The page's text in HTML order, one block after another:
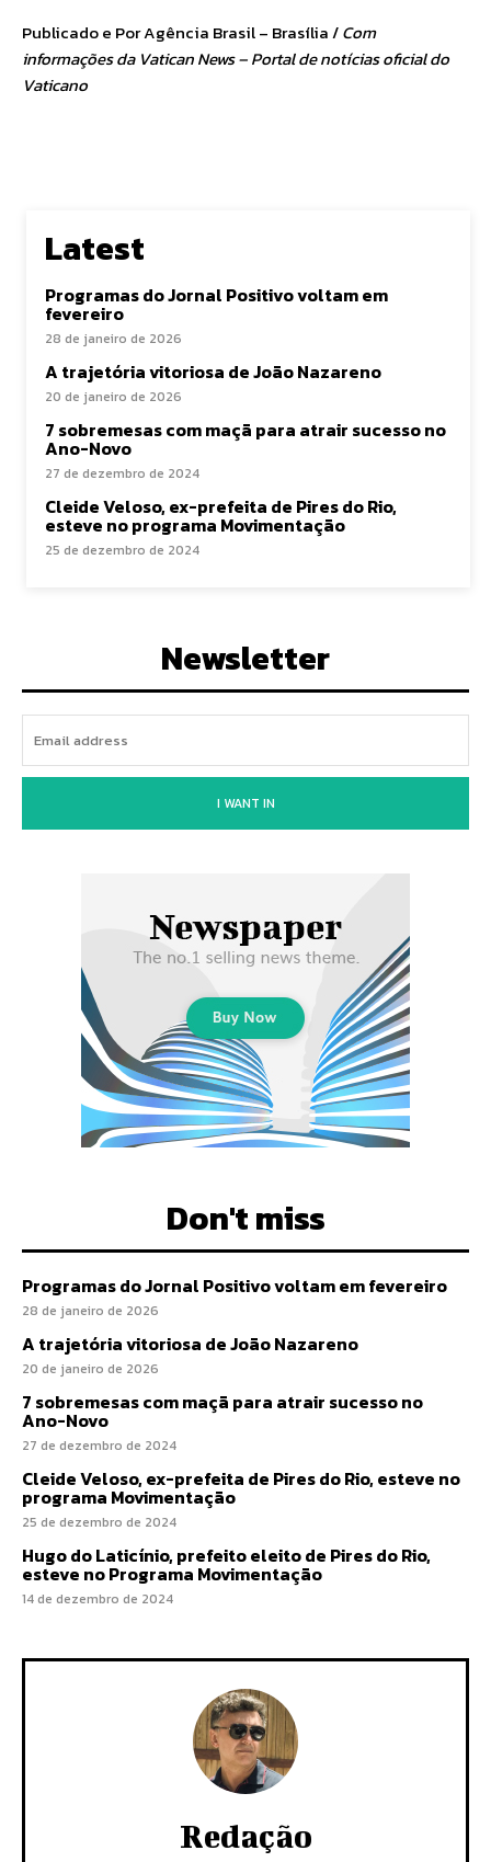
Publicado e Por Agência Brasil – Brasília /Com
informações da Vatican News – Portal de notícias oficial do
Vaticano
Latest
Programas do Jornal Positivo voltam em
fevereiro
28 de janeiro de 2026
A trajetória vitoriosa de João Nazareno
20 de janeiro de 2026
7 sobremesas com maçã para atrair sucesso no
Ano-Novo
27 de dezembro de 2024
Cleide Veloso, ex-prefeita de Pires do Rio,
esteve no programa Movimentação
25 de dezembro de 2024
Newsletter
I WANT IN
Don't miss
Programas do Jornal Positivo voltam em fevereiro
28 de janeiro de 2026
A trajetória vitoriosa de João Nazareno
20 de janeiro de 2026
7 sobremesas com maçã para atrair sucesso no
Ano-Novo
27 de dezembro de 2024
Cleide Veloso, ex-prefeita de Pires do Rio, esteve no
programa Movimentação
25 de dezembro de 2024
Hugo do Laticínio, prefeito eleito de Pires do Rio,
esteve no Programa Movimentação
14 de dezembro de 2024
Redação